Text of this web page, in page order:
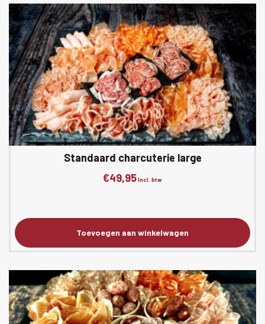
Toevoegen aan winkelwagen
Standaard charcuterie large
€49,95Incl. btw